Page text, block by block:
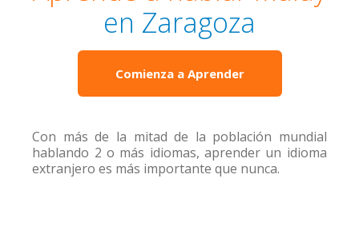
en Zaragoza
Comienza a Aprender
Con más de la mitad de la población mundial
hablando 2 o más idiomas, aprender un idioma
extranjero es más importante que nunca.